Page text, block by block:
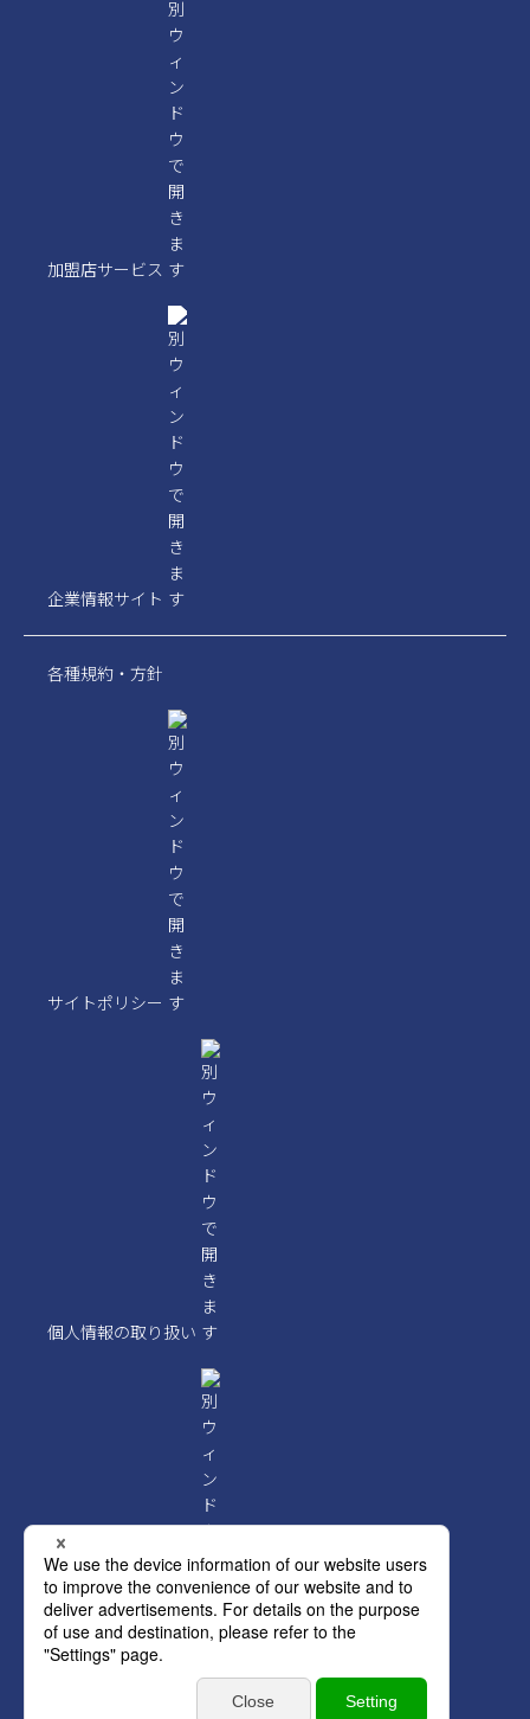
加盟店サービス
企業情報サイト
各種規約・方針
サイトポリシー
個人情報の取り扱い
クレジットポリシー